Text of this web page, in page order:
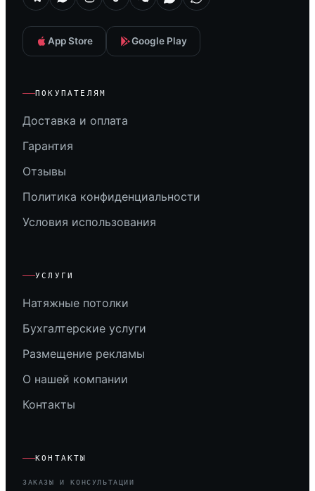
App Store Google Play
ПОКУПАТЕЛЯМ
Доставка и оплата
Гарантия
Отзывы
Политика конфиденциальности
Условия использования
УСЛУГИ
Натяжные потолки
Бухгалтерские услуги
Размещение рекламы
О нашей компании
Контакты
КОНТАКТЫ
ЗАКАЗЫ И КОНСУЛЬТАЦИИ